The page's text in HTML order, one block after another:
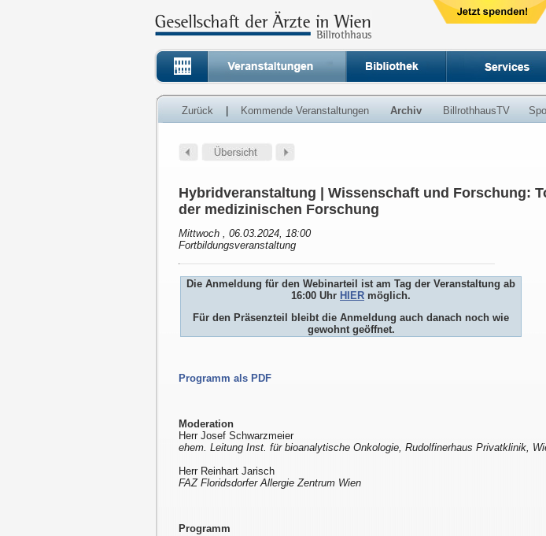
Zurück Kommende Veranstaltungen Archiv BillrothhausTV
Hybridveranstaltung | Wissenschaft und Forschung:
der medizinischen Forschung
Mittwoch , 06.03.2024, 18:00
Fortbildungsveranstaltung
Die Anmeldung für den Webinarteil ist am Tag der Veranstaltung ab
16:00 Uhr HIER möglich.
Für den Präsenzteil bleibt die Anmeldung auch danach noch wie
gewohnt geöffnet.
Programm als PDF
Moderation
Herr Josef Schwarzmeier
ehem. Leitung Inst. für bioanalytische Onkologie, Rudolfinerhaus Privatklinik,
Herr Reinhart Jarisch
FAZ Floridsdorfer Allergie Zentrum Wien
Programm